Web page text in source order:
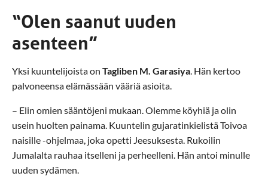
“Olen saanut uuden
asenteen”
Yksi kuuntelijoista on Tagliben M. Garasiya. Hän kertoo
palvoneensa elämässään vääriä asioita.
– Elin omien sääntöjeni mukaan. Olemme köyhiä ja olin
usein huolten painama. Kuuntelin gujaratinkielistä Toivoa
naisille -ohjelmaa, joka opetti Jeesuksesta. Rukoilin
Jumalalta rauhaa itselleni ja perheelleni. Hän antoi minulle
uuden sydämen.